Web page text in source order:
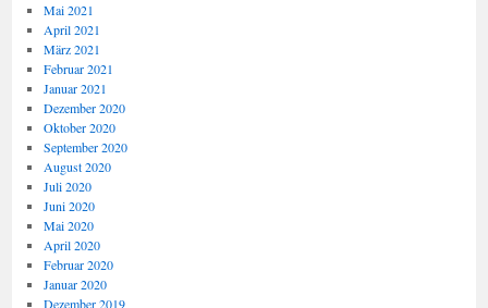
Mai 2021
April 2021
März 2021
Februar 2021
Januar 2021
Dezember 2020
Oktober 2020
September 2020
August 2020
Juli 2020
Juni 2020
Mai 2020
April 2020
Februar 2020
Januar 2020
Dezember 2019